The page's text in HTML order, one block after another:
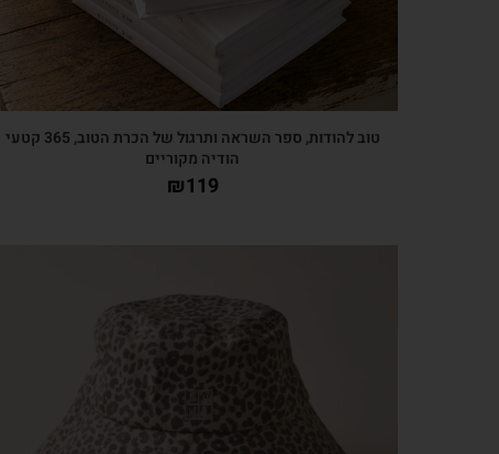
טוב להודות, ספר השראה ותרגול של הכרת הטוב, 365 קטעי
הודיה מקוריים
₪119